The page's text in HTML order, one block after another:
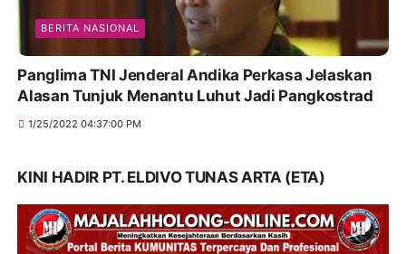
BERITA NASIONAL
Panglima TNI Jenderal Andika Perkasa Jelaskan
Alasan Tunjuk Menantu Luhut Jadi Pangkostrad
1/25/2022 04:37:00 PM
KINI HADIR PT. ELDIVO TUNAS ARTA (ETA)